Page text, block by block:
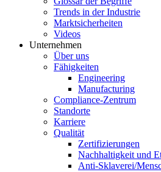
Trends in der Industrie
Marktsicherheiten
Videos
Unternehmen
Über uns
Fähigkeiten
Engineering
Manufacturing
Compliance-Zentrum
Standorte
Karriere
Qualität
Zertifizierungen
Nachhaltigkeit und
Anti-Sklaverei/